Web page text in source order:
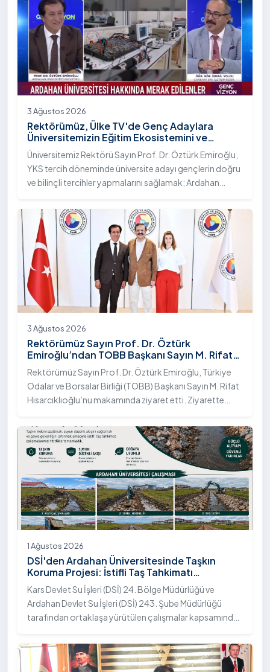
katıldı.
3 Ağustos 2026
Rektörümüz, Ülke TV'de Genç Adaylara
Üniversitemizin Eğitim Ekosistemini ve
Sunduğu Nitelikli İmkânları Anlattı
Üniversitemiz Rektörü Sayın Prof. Dr. Öztürk Emiroğlu,
YKS tercih döneminde üniversite adayı gençlerin doğru
ve bilinçli tercihler yapmalarını sağlamak; Ardahan
çeşitliliğini ve nitelikli imkânlarını aktarmak üzere Ülke TV
ekranlarında yayımlanan "Genç Vizyon" programına
canlı yayın konuğu olarak katıldı.
3 Ağustos 2026
Rektörümüz Sayın Prof. Dr. Öztürk
Emiroğlu’ndan TOBB Başkanı Sayın M. Rifat
Hisarcıklıoğlu’na Ziyaret
Rektörümüz Sayın Prof. Dr. Öztürk Emiroğlu, Türkiye
Odalar ve Borsalar Birliği (TOBB) Başkanı Sayın M. Rifat
Hisarcıklıoğlu’nu makamında ziyaret etti. Ziyarette
Emiroğlu Hanımefendi eşlik etti.
1 Ağustos 2026
DSİ'den Ardahan Üniversitesinde Taşkın
Koruma Projesi: İstifli Taş Tahkimatı
Çalışmaları Tamamlandı
Kars Devlet Su İşleri (DSİ) 24. Bölge Müdürlüğü ve
Ardahan Devlet Su İşleri (DSİ) 243. Şube Müdürlüğü
tarafından ortaklaşa yürütülen çalışmalar kapsamında,
"İstifli Taş Tahkimatı" projesi titizlikle tamamlandı.